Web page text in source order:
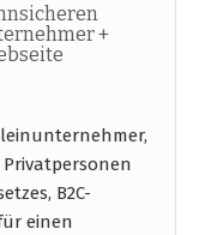
+
Privatpersonen
B2C-
einen